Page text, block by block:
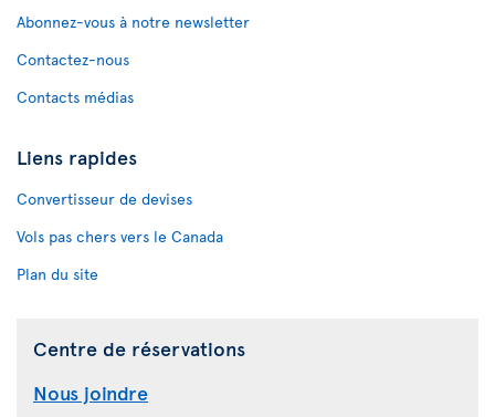
Abonnez-vous à notre newsletter
Contactez-nous
Contacts médias
Liens rapides
Convertisseur de devises
Vols pas chers vers le Canada
Plan du site
Centre de réservations
Nous joindre